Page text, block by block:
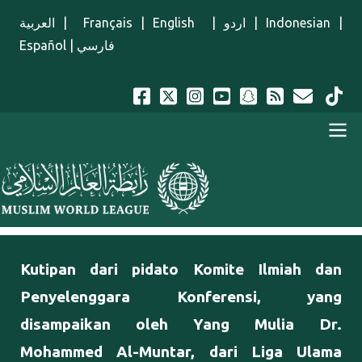
العربية
Français English اردو Indonesian
Español
فارسي
Menu Indonesian
Kutipan dari pidato Komite Ilmiah dan
Penyelenggara Konferensi, yang
disampaikan oleh Yang Mulia Dr.
Mohammed Al-Muntar, dari Liga Ulama